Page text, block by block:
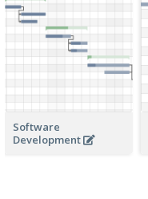
Software
Development